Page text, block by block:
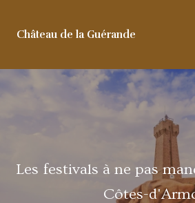
Château de la Guérande
Les festivals à ne pas
Côtes-